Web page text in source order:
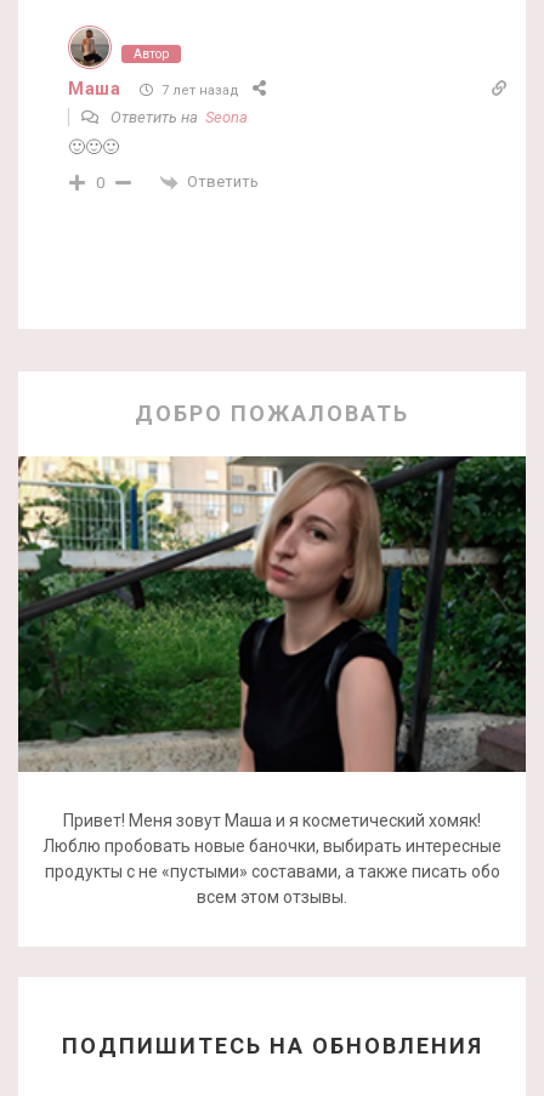
Автор
Маша 7 лет назад
Ответить на Seona
🙂🙂🙂
0 Ответить
ДОБРО ПОЖАЛОВАТЬ
Привет! Меня зовут Маша и я косметический хомяк!
Люблю пробовать новые баночки, выбирать интересные
продукты с не «пустыми» составами, а также писать обо
всем этом отзывы.
ПОДПИШИТЕСЬ НА ОБНОВЛЕНИЯ